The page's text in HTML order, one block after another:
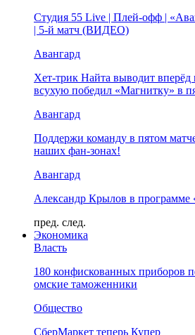
Студия 55 Live | Плей-офф |
| 5-й матч (ВИДЕО)
Авангард
Хет-трик Найта выводит вперёд
всухую победил «Магнитку» в
Авангард
Поддержи команду в пятом
наших фан-зонах!
Авангард
Александр Крылов в программе
пред. след.
Экономика
Власть
180 конфискованных приборов
омские таможенники
Общество
СберМаркет теперь Купер